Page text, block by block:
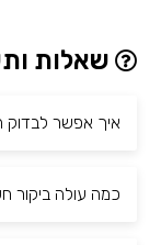
שאלות
איך אפשר
כמה עולה ביקור